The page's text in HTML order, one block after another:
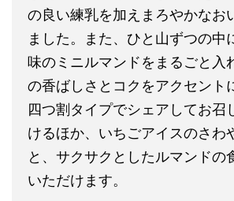
の良い練乳を加えまろやかなお
ました。また、ひと山ずつの中
味のミニルマンドをまるごと入
の香ばしさとコクをアクセント
四つ割タイプでシェアしてお召
けるほか、いちごアイスのさわ
と、サクサクとしたルマンドの
いただけます。